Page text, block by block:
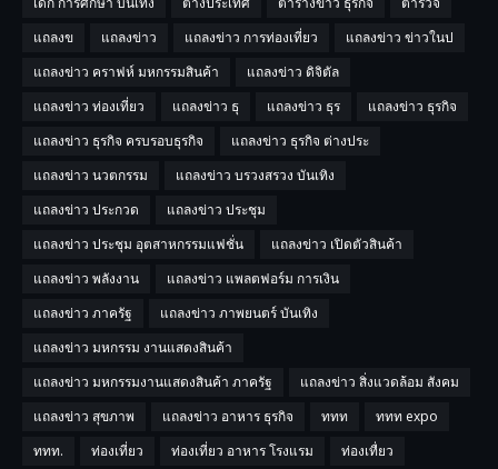
แถลงข
แถลงข่าว แถลงข่าว การท่องเที่ยว
แถลงข่าว ข่าวในป
แถลงข่าว คราฟห์ มหกรรมสินค้า
แถลงข่าว ดิจิตัล
แถลงข่าว ท่องเที่ยว
แถลงข่าว ธุ แถลงข่าว ธุร
แถลงข่าว ธุรกิจ
แถลงข่าว ธุรกิจ ครบรอบธุรกิจ
แถลงข่าว ธุรกิจ ต่างประ
แถลงข่าว นวตกรรม
แถลงข่าว บรวงสรวง บันเทิง
แถลงข่าว ประกวด
แถลงข่าว ประชุม
แถลงข่าว ประชุม อุตสาหกรรมแฟชั่น
แถลงข่าว เปิดตัวสินค้า
แถลงข่าว พลังงาน
แถลงข่าว แพลตฟอร์ม การเงิน
แถลงข่าว ภาครัฐ
แถลงข่าว ภาพยนตร์ บันเทิง
แถลงข่าว มหกรรม งานแสดงสินค้า
แถลงข่าว มหกรรมงานแสดงสินค้า ภาครัฐ
แถลงข่าว สิ่งแวดล้อม สังคม
แถลงข่าว สุขภาพ
แถลงข่าว อาหาร ธุรกิจ ททท
ททท expo
ททท.
ท่องเที่ยว ท่องเที่ยว อาหาร โรงแรม
ท่องเทื่ยว